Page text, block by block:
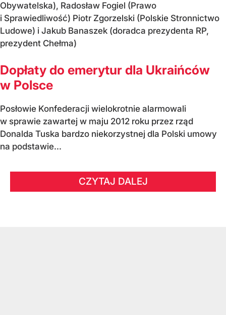
Obywatelska), Radosław Fogiel (Prawo
i Sprawiedliwość) Piotr Zgorzelski (Polskie Stronnictwo
Ludowe) i Jakub Banaszek (doradca prezydenta RP,
prezydent Chełma)
Dopłaty do emerytur dla Ukraińców
w Polsce
Posłowie Konfederacji wielokrotnie alarmowali
w sprawie zawartej w maju 2012 roku przez rząd
Donalda Tuska bardzo niekorzystnej dla Polski umowy
na podstawie...
CZYTAJ DALEJ